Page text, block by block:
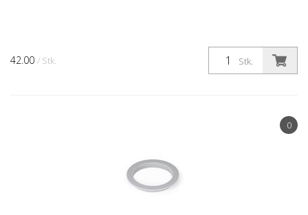
42.00 / Stk. Stk.
0